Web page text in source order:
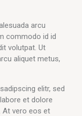
arcu
commodo id id
volutpat. Ut
aliquet metus,
elitr, sed
et dolore
At vero eos et